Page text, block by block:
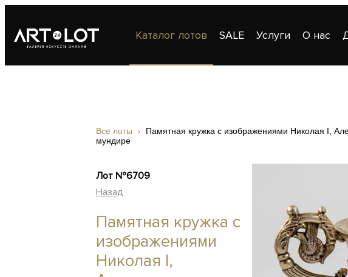
Каталог лотов SALE Услуги О нас
Все лоты
Памятная кружка с изображениями Николая I,
мундире
Лот №6709
Назад
Памятная кружка с
изображениями
Николая I,